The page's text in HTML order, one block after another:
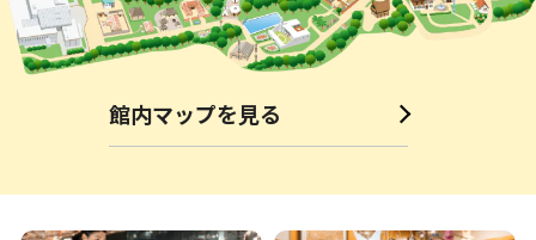
館内マップを見る